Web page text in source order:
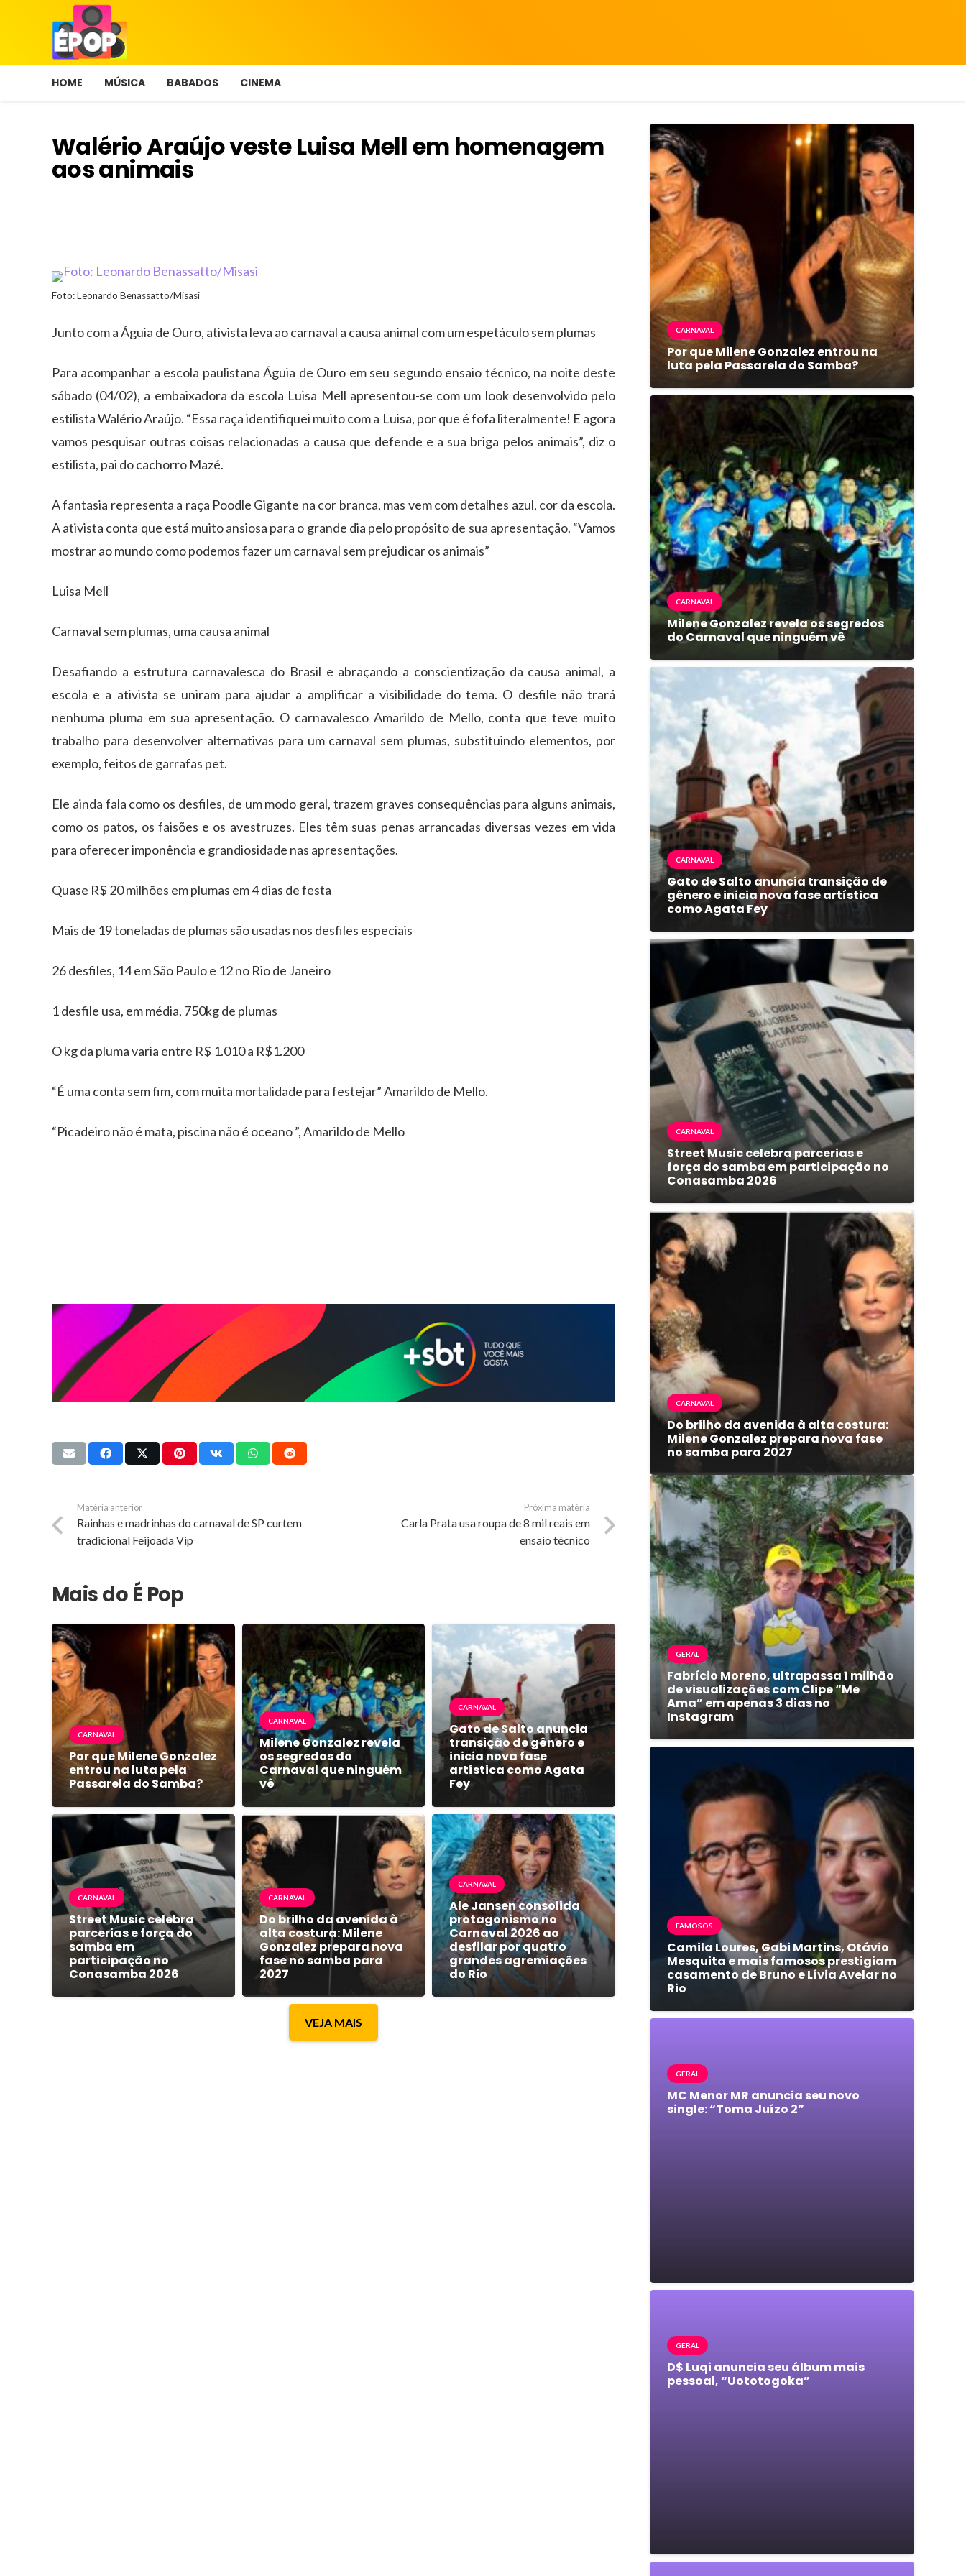
HOME MÚSICA BABADOS CINEMA
Walério Araújo veste Luisa Mell em homenagem
aos animais
Foto: Leonardo Benassatto/Misasi
Junto com a Águia de Ouro, ativista leva ao carnaval a causa animal com um espetáculo sem plumas
Para acompanhar a escola paulistana Águia de Ouro em seu segundo ensaio técnico, na noite deste
sábado (04/02), a embaixadora da escola Luisa Mell apresentou-se com um look desenvolvido pelo
estilista Walério Araújo. “Essa raça identifiquei muito com a Luisa, por que é fofa literalmente! E agora
vamos pesquisar outras coisas relacionadas a causa que defende e a sua briga pelos animais”, diz o
estilista, pai do cachorro Mazé.
A fantasia representa a raça Poodle Gigante na cor branca, mas vem com detalhes azul, cor da escola.
A ativista conta que está muito ansiosa para o grande dia pelo propósito de sua apresentação. “Vamos
mostrar ao mundo como podemos fazer um carnaval sem prejudicar os animais”
Luisa Mell
Carnaval sem plumas, uma causa animal
Desafiando a estrutura carnavalesca do Brasil e abraçando a conscientização da causa animal, a
escola e a ativista se uniram para ajudar a amplificar a visibilidade do tema. O desfile não trará
nenhuma pluma em sua apresentação. O carnavalesco Amarildo de Mello, conta que teve muito
trabalho para desenvolver alternativas para um carnaval sem plumas, substituindo elementos, por
exemplo, feitos de garrafas pet.
Ele ainda fala como os desfiles, de um modo geral, trazem graves consequências para alguns animais,
como os patos, os faisões e os avestruzes. Eles têm suas penas arrancadas diversas vezes em vida
para oferecer imponência e grandiosidade nas apresentações.
Quase R$ 20 milhões em plumas em 4 dias de festa
Mais de 19 toneladas de plumas são usadas nos desfiles especiais
26 desfiles, 14 em São Paulo e 12 no Rio de Janeiro
1 desfile usa, em média, 750kg de plumas
O kg da pluma varia entre R$ 1.010 a R$1.200
“É uma conta sem fim, com muita mortalidade para festejar” Amarildo de Mello.
“Picadeiro não é mata, piscina não é oceano ”, Amarildo de Mello
Matéria anterior
Rainhas e madrinhas do carnaval de SP curtem
tradicional Feijoada Vip
Próxima matéria
Carla Prata usa roupa de 8 mil reais em
ensaio técnico
Mais do É Pop
CARNAVAL
Por que Milene Gonzalez
entrou na luta pela
Passarela do Samba?
CARNAVAL
Milene Gonzalez revela
os segredos do
Carnaval que ninguém
vê
CARNAVAL
Gato de Salto anuncia
transição de gênero e
inicia nova fase
artística como Agata
Fey
CARNAVAL
Street Music celebra
parcerias e força do
samba em
participação no
Conasamba 2026
CARNAVAL
Do brilho da avenida à
alta costura: Milene
Gonzalez prepara nova
fase no samba para
2027
CARNAVAL
Ale Jansen consolida
protagonismo no
Carnaval 2026 ao
desfilar por quatro
grandes agremiações
do Rio
VEJA MAIS
CARNAVAL
Por que Milene Gonzalez entrou na
luta pela Passarela do Samba?
CARNAVAL
Milene Gonzalez revela os segredos
do Carnaval que ninguém vê
CARNAVAL
Gato de Salto anuncia transição de
gênero e inicia nova fase artística
como Agata Fey
CARNAVAL
Street Music celebra parcerias e
força do samba em participação no
Conasamba 2026
CARNAVAL
Do brilho da avenida à alta costura:
Milene Gonzalez prepara nova fase
no samba para 2027
GERAL
Fabrício Moreno, ultrapassa 1 milhão
de visualizações com Clipe “Me
Ama” em apenas 3 dias no
Instagram
FAMOSOS
Camila Loures, Gabi Martins, Otávio
Mesquita e mais famosos prestigiam
casamento de Bruno e Lívia Avelar no
Rio
GERAL
MC Menor MR anuncia seu novo
single: “Toma Juízo 2”
GERAL
D$ Luqi anuncia seu álbum mais
pessoal, “Uototogoka”